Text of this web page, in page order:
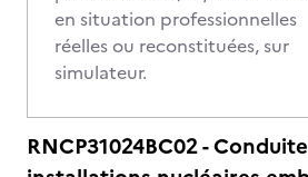
en situation professionnelles
réelles ou reconstituées, sur
simulateur.
RNCP31024BC02 -